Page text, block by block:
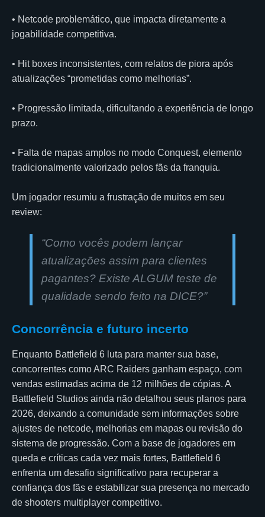
• Netcode problemático, que impacta diretamente a
jogabilidade competitiva.
• Hit boxes inconsistentes, com relatos de piora após
atualizações “prometidas como melhorias”.
• Progressão limitada, dificultando a experiência de longo
prazo.
• Falta de mapas amplos no modo Conquest, elemento
tradicionalmente valorizado pelos fãs da franquia.
Um jogador resumiu a frustração de muitos em seu
review:
“Como vocês podem lançar
atualizações assim para clientes
pagantes? Existe ALGUM teste de
qualidade sendo feito na DICE?”
Concorrência e futuro incerto
Enquanto Battlefield 6 luta para manter sua base,
concorrentes como ARC Raiders ganham espaço, com
vendas estimadas acima de 12 milhões de cópias. A
Battlefield Studios ainda não detalhou seus planos para
2026, deixando a comunidade sem informações sobre
ajustes de netcode, melhorias em mapas ou revisão do
sistema de progressão. Com a base de jogadores em
queda e críticas cada vez mais fortes, Battlefield 6
enfrenta um desafio significativo para recuperar a
confiança dos fãs e estabilizar sua presença no mercado
de shooters multiplayer competitivo.